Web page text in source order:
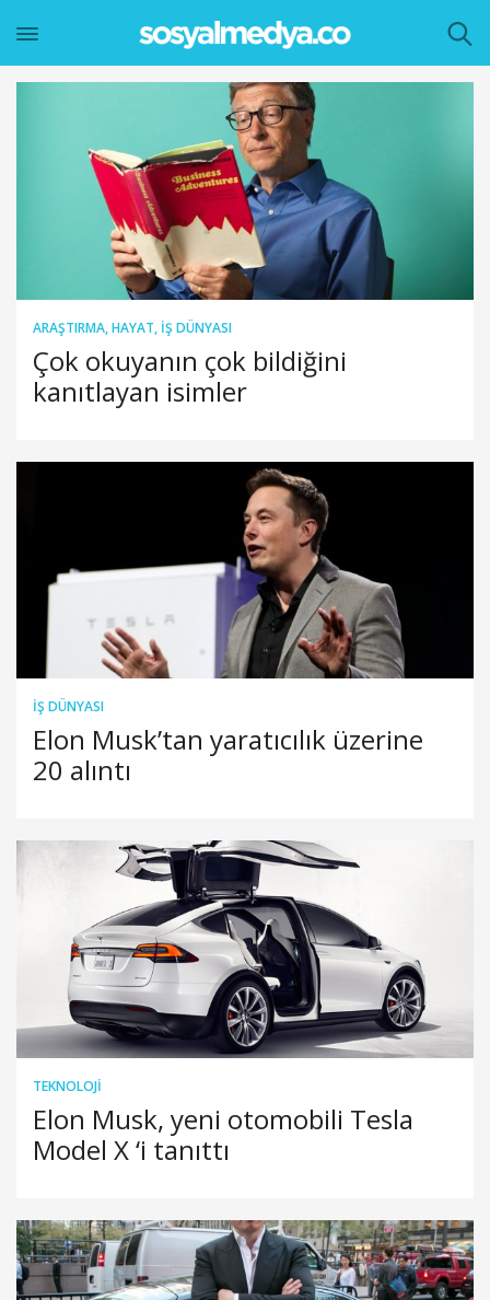
ARAŞTIRMA,HAYAT, İŞ DÜNYASI
Çok okuyanın çok bildiğini
kanıtlayan isimler
İŞ DÜNYASI
Elon Musk’tan yaratıcılık üzerine
20 alıntı
TEKNOLOJI
Elon Musk, yeni otomobili Tesla
Model X ‘i tanıttı